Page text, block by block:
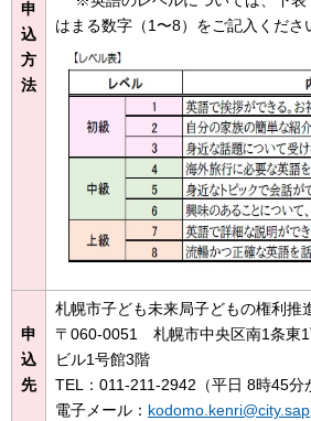
申
込
方
法
はまる数字（1〜8）をご記入くださ
申
込
先
札幌市子ども未来局子どもの権利推
〒060-0051 札幌市中央区南1条東1
ビル1号館3階
TEL：011-211-2942（平日 8時45分
電子メール：